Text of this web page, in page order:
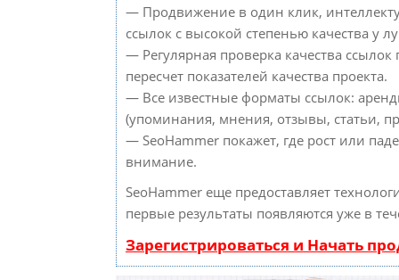
— Продвижение в один клик,
ссылок с высокой степенью качества у
— Регулярная проверка качества
пересчет показателей качества проекта.
— Все известные форматы ссылок:
(упоминания, мнения, отзывы, статьи,
— SeoHammer покажет, где рост или
внимание.
SeoHammer еще предоставляет
первые результаты появляются уже в
Зарегистрироваться и Начать